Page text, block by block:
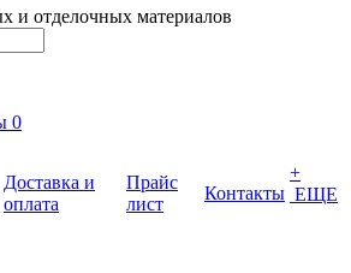
и отделочных материалов
0
Доставка и
оплата
Прайс
лист
Контакты
+
ЕЩЕ